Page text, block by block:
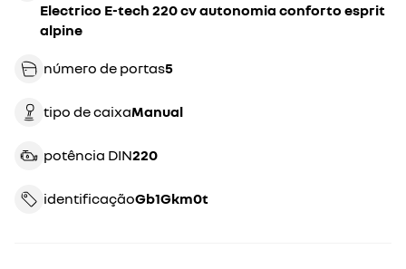
Electrico E-tech 220 cv autonomia conforto esprit
alpine
número de portas5
tipo de caixa manual
potência DIN 220
identificação gb1Gkm0t